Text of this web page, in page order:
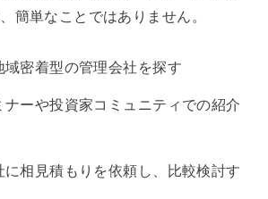
簡単なことではありません。
域密着型の管理会社を探す
ナーや投資家コミュニティでの紹介
に相見積もりを依頼し、比較検討す